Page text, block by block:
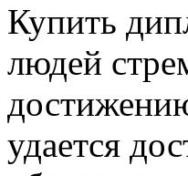
Купить
людей
удается